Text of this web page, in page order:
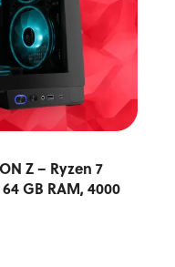
Z – Ryzen 7
GB RAM, 4000